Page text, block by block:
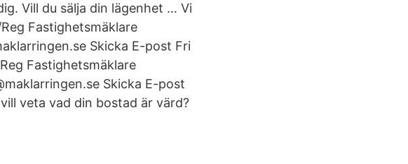
Vill du sälja din lägenhet … Vi
Fastighetsmäklare
Skicka E-post Fri
Fastighetsmäklare
Skicka E-post
veta vad din bostad är värd?